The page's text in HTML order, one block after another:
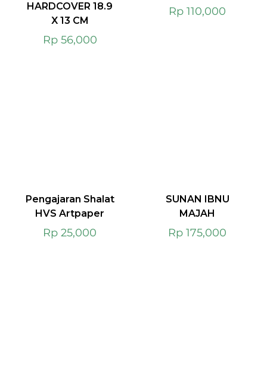
HARDCOVER 18.9
X 13 CM
Rp56,000
Rp 110,000
Pengajaran Shalat
HVS Artpaper
Rp 25,000
SUNAN IBNU
MAJAH
Rp 175,000